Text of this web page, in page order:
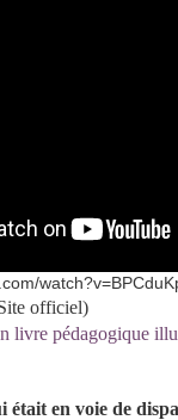
officiel)
livre pédagogique
était en voie de